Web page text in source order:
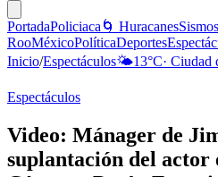
PortadaPoliciaca 🌀 HuracanesSismos
RooMéxicoPolíticaDeportes
Inicio/Espectáculos🌤️13°C· Ciudad
Espectáculos
Video: Mánager de
suplantación del actor